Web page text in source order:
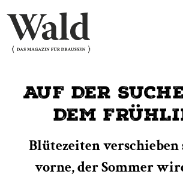
AUF DER
DEM
Blütezeiten verschieben
vorne, der Sommer